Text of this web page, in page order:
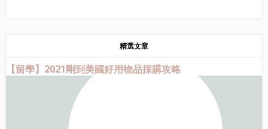
精選文章
【留學】2021剛到美國好用物品採購攻略